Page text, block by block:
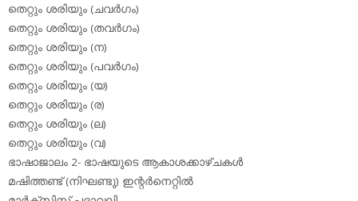
തെറ്റും ശരിയും (ചവര്‍ഗം)
തെറ്റും ശരിയും (തവര്‍ഗം)
തെറ്റും ശരിയും (ന)
തെറ്റും ശരിയും (പവര്‍ഗം)
തെറ്റും ശരിയും (യ)
തെറ്റും ശരിയും (ര)
തെറ്റും ശരിയും (ല)
തെറ്റും ശരിയും (വ)
ഭാഷാജാലം 2- ഭാഷയുടെ ആകാശക്കാഴ്ചകള്‍
മഷിത്തണ്ട് (നിഘണ്ടു) ഇന്റര്‍നെറ്റില്‍